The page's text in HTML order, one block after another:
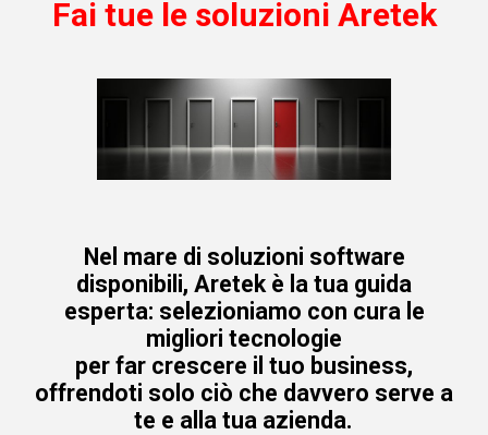
Fai tue le soluzioni Aretek
Nel mare di soluzioni software
disponibili, Aretek è la tua guida
esperta: selezioniamo con cura le
migliori tecnologie
per far crescere il tuo business,
offrendoti solo ciò che davvero serve a
te e alla tua azienda.